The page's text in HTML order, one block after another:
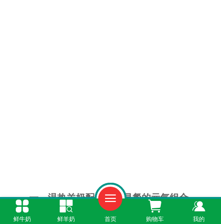
一、温热羊奶配坚果：早餐的元气组合
鲜牛奶 鲜羊奶 首页 购物车 我的